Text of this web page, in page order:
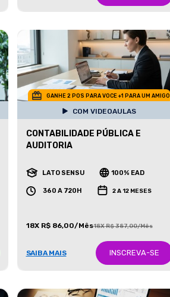
GANHE 2 POS PARA VOCE +1 PARA UM AMIGO
COM VIDEOAULAS
CONTABILIDADE PÚBLICA E
AUDITORIA
LATO SENSU 100% EAD
360 A 720H 2 A 12 MESES
18X R$ 86,00/Mês18X R$ 387,00/Mês
SAIBA MAIS INSCREVA-SE